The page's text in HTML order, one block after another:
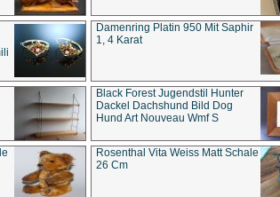
Damenring Platin 950 Mit Saphir
1, 4 Karat
Black Forest Jugendstil Hunter
Dackel Dachshund Bild Dog
Hund Art Nouveau Wmf S
Rosenthal Vita Weiss Matt Schale
26 Cm